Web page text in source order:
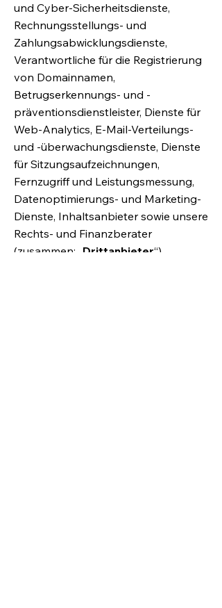
und Cyber-Sicherheitsdienste,
Rechnungsstellungs- und
Zahlungsabwicklungsdienste,
Verantwortliche für die Registrierung
von Domainnamen,
Betrugserkennungs- und -
präventionsdienstleister, Dienste für
Web-Analytics, E-Mail-Verteilungs-
und -überwachungsdienste, Dienste
für Sitzungsaufzeichnungen,
Fernzugriff und Leistungsmessung,
Datenoptimierungs- und Marketing-
Dienste, Inhaltsanbieter sowie unsere
Rechts- und Finanzberater
(zusammen: „ Drittanbieter“).